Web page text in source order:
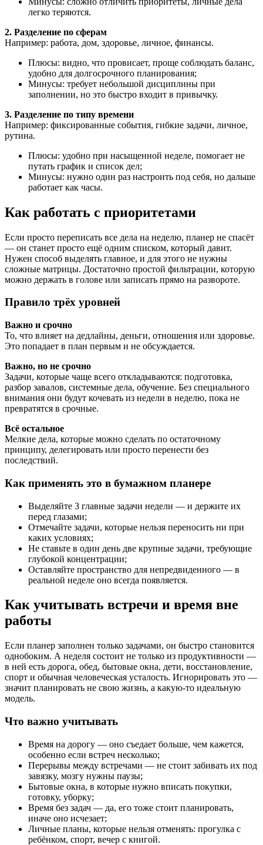
легко теряются.
2. Разделение по сферам
Например: работа, дом, здоровье, личное, финансы.
Плюсы: видно, что провисает, проще соблюдать баланс,
удобно для долгосрочного планирования;
Минусы: требует небольшой дисциплины при
заполнении, но это быстро входит в привычку.
3. Разделение по типу времени
Например: фиксированные события, гибкие задачи, личное,
рутина.
Плюсы: удобно при насыщенной неделе, помогает не
путать график и список дел;
Минусы: нужно один раз настроить под себя, но дальше
работает как часы.
Как работать с приоритетами
Если просто переписать все дела на неделю, планер не спасёт
— он станет просто ещё одним списком, который давит.
Нужен способ выделять главное, и для этого не нужны
сложные матрицы. Достаточно простой фильтрации, которую
можно держать в голове или записать прямо на развороте.
Правило трёх уровней
Важно и срочно
То, что влияет на дедлайны, деньги, отношения или здоровье.
Это попадает в план первым и не обсуждается.
Важно, но не срочно
Задачи, которые чаще всего откладываются: подготовка,
разбор завалов, системные дела, обучение. Без специального
внимания они будут кочевать из недели в неделю, пока не
превратятся в срочные.
Всё остальное
Мелкие дела, которые можно сделать по остаточному
принципу, делегировать или просто перенести без
последствий.
Как применять это в бумажном планере
Выделяйте 3 главные задачи недели — и держите их
перед глазами;
Отмечайте задачи, которые нельзя переносить ни при
каких условиях;
Не ставьте в один день две крупные задачи, требующие
глубокой концентрации;
Оставляйте пространство для непредвиденного — в
реальной неделе оно всегда появляется.
Как учитывать встречи и время вне
работы
Если планер заполнен только задачами, он быстро становится
однобоким. А неделя состоит не только из продуктивности —
в ней есть дорога, обед, бытовые окна, дети, восстановление,
спорт и обычная человеческая усталость. Игнорировать это —
значит планировать не свою жизнь, а какую-то идеальную
модель.
Что важно учитывать
Время на дорогу — оно съедает больше, чем кажется,
особенно если встреч несколько;
Перерывы между встречами — не стоит забивать их под
завязку, мозгу нужны паузы;
Бытовые окна, в которые нужно вписать покупки,
готовку, уборку;
Время без задач — да, его тоже стоит планировать,
иначе оно исчезает;
Личные планы, которые нельзя отменять: прогулка с
ребёнком, спорт, вечер с книгой.